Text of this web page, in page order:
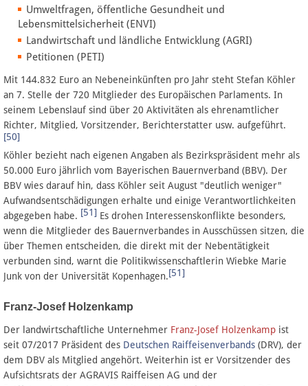
Umweltfragen, öffentliche Gesundheit und
Lebensmittelsicherheit (ENVI)
Landwirtschaft und ländliche Entwicklung (AGRI)
Petitionen (PETI)
Mit 144.832 Euro an Nebeneinkünften pro Jahr steht Stefan Köhler
an 7. Stelle der 720 Mitglieder des Europäischen Parlaments. In
seinem Lebenslauf sind über 20 Aktivitäten als ehrenamtlicher
Richter, Mitglied, Vorsitzender, Berichterstatter usw. aufgeführt.
[50]
Köhler bezieht nach eigenen Angaben als Bezirkspräsident mehr als
50.000 Euro jährlich vom Bayerischen Bauernverband (BBV). Der
BBV wies darauf hin, dass Köhler seit August "deutlich weniger"
Aufwandsentschädigungen erhalte und einige Verantwortlichkeiten
abgegeben habe. [51] Es drohen Interessenskonflikte besonders,
wenn die Mitglieder des Bauernverbandes in Ausschüssen sitzen, die
über Themen entscheiden, die direkt mit der Nebentätigkeit
verbunden sind, warnt die Politikwissenschaftlerin Wiebke Marie
Junk von der Universität Kopenhagen.[51]
Franz-Josef Holzenkamp
Der landwirtschaftliche Unternehmer Franz-Josef Holzenkamp ist
seit 07/2017 Präsident des Deutschen Raiffeisenverbands (DRV), der
dem DBV als Mitglied angehört. Weiterhin ist er Vorsitzender des
Aufsichtsrats der AGRAVIS Raiffeisen AG und der